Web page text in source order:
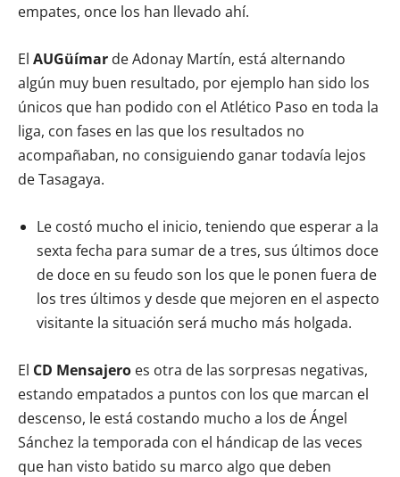
empates, once los han llevado ahí.
El AUGüímar de Adonay Martín, está alternando
algún muy buen resultado, por ejemplo han sido los
únicos que han podido con el Atlético Paso en toda la
liga, con fases en las que los resultados no
acompañaban, no consiguiendo ganar todavía lejos
de Tasagaya.
Le costó mucho el inicio, teniendo que esperar a la
sexta fecha para sumar de a tres, sus últimos doce
de doce en su feudo son los que le ponen fuera de
los tres últimos y desde que mejoren en el aspecto
visitante la situación será mucho más holgada.
El CD Mensajero es otra de las sorpresas negativas,
estando empatados a puntos con los que marcan el
descenso, le está costando mucho a los de Ángel
Sánchez la temporada con el hándicap de las veces
que han visto batido su marco algo que deben